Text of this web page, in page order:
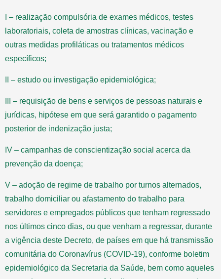
I – realização compulsória de exames médicos, testes
laboratoriais, coleta de amostras clínicas, vacinação e
outras medidas profiláticas ou tratamentos médicos
específicos;
II – estudo ou investigação epidemiológica;
III – requisição de bens e serviços de pessoas naturais e
jurídicas, hipótese em que será garantido o pagamento
posterior de indenização justa;
IV – campanhas de conscientização social acerca da
prevenção da doença;
V – adoção de regime de trabalho por turnos alternados,
trabalho domiciliar ou afastamento do trabalho para
servidores e empregados públicos que tenham regressado
nos últimos cinco dias, ou que venham a regressar, durante
a vigência deste Decreto, de países em que há transmissão
comunitária do Coronavírus (COVID-19), conforme boletim
epidemiológico da Secretaria da Saúde, bem como aqueles